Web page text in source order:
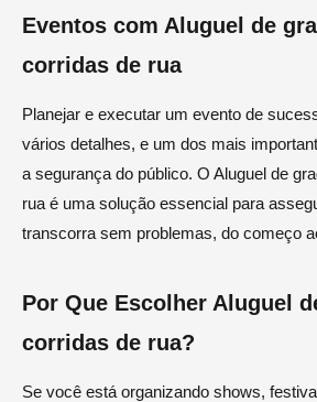
Eventos com Aluguel de
corridas de rua
Planejar e executar um evento de
vários detalhes, e um dos mais
a segurança do público. O Aluguel de
rua é uma solução essencial para
transcorra sem problemas, do começo
Por Que Escolher Aluguel
corridas de rua?
Se você está organizando shows,